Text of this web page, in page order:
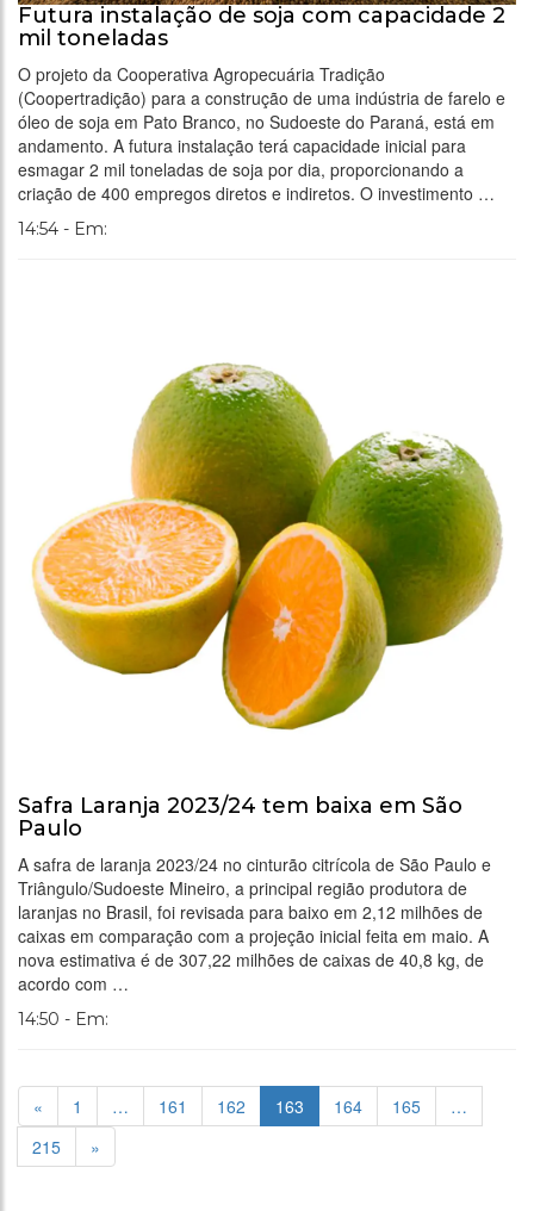
Futura instalação de soja com capacidade 2
mil toneladas
O projeto da Cooperativa Agropecuária Tradição
(Coopertradição) para a construção de uma indústria de farelo e
óleo de soja em Pato Branco, no Sudoeste do Paraná, está em
andamento. A futura instalação terá capacidade inicial para
esmagar 2 mil toneladas de soja por dia, proporcionando a
criação de 400 empregos diretos e indiretos. O investimento …
14:54 - Em:
Safra Laranja 2023/24 tem baixa em São
Paulo
A safra de laranja 2023/24 no cinturão citrícola de São Paulo e
Triângulo/Sudoeste Mineiro, a principal região produtora de
laranjas no Brasil, foi revisada para baixo em 2,12 milhões de
caixas em comparação com a projeção inicial feita em maio. A
nova estimativa é de 307,22 milhões de caixas de 40,8 kg, de
acordo com …
14:50 - Em:
« 1 … 161 162 163 164 165
…
215
»